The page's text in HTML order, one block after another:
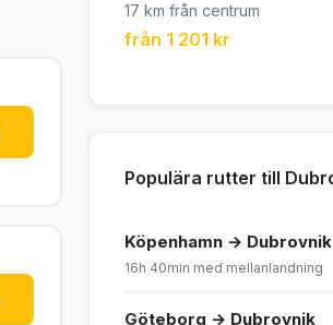
17 km från centrum
från 1 201 kr
Populära rutter till
Köpenhamn → Dubrovnik
16h 40min med mellanlandning
Göteborg → Dubrovnik